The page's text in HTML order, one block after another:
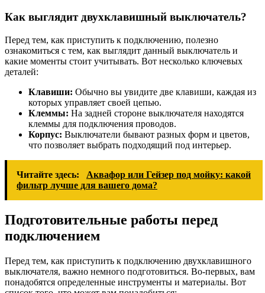
Как выглядит двухклавишный выключатель?
Перед тем, как приступить к подключению, полезно
ознакомиться с тем, как выглядит данный выключатель и
какие моменты стоит учитывать. Вот несколько ключевых
деталей:
Клавиши: Обычно вы увидите две клавиши, каждая из
которых управляет своей цепью.
Клеммы: На задней стороне выключателя находятся
клеммы для подключения проводов.
Корпус: Выключатели бывают разных форм и цветов,
что позволяет выбрать подходящий под интерьер.
Читайте здесь:
Аквафор или Гейзер под мойку: какой
фильтр лучше для вашего дома?
Подготовительные работы перед
подключением
Перед тем, как приступить к подключению двухклавишного
выключателя, важно немного подготовиться. Во-первых, вам
понадобятся определенные инструменты и материалы. Вот